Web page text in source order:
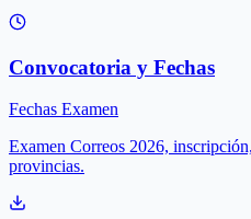
Convocatoria y Fechas
Fechas Examen
Examen Correos 2026,
provincias.